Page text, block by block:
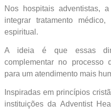
Nos hospitais adventistas,
integrar tratamento
espiritual.
A ideia é que essas
complementar no processo
para um atendimento mais
Inspiradas em princípios
instituições da Adventist